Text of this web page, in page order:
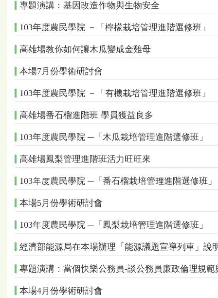
專題演講：基因改造作物與生物安全
103年度農民學院 －「檸檬栽培管理進階選修班」
高雄場教你如何讓木瓜變成金雞母
本場7月份學術研討會
103年度農民學院 －「有機栽培管理進階選修班」
高雄場番石榴進階班 學員獲益良多
103年度農民學院 ─「木瓜栽培管理進階選修班」
高雄場鳳梨管理進階班活力旺旺來
103年度農民學院 ─「番石榴栽培管理進階選修班」
本場5月份學術研討會
103年度農民學院 ─「鳳梨栽培管理進階選修班」
經濟部能源局在本場辦理「能源議題宣導列車」說
專題演講：當個快樂公務員-談公務員廉政倫理規範
本場4月份學術研討會